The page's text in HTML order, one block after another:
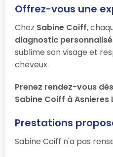
Offrez-vous une
Chez Sabine Coiff,
diagnostic personnalisé
sublime son visage et
cheveux.
Prenez rendez-vous
Sabine Coiff à Asnieres
Prestations
Sabine Coiff n'a pas